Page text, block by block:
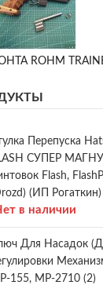
ROHM
Перепуска
СУПЕР
Flash,
(ИП Рогаткин)
в наличии
Для Насадок
155, МР-2710 (2)